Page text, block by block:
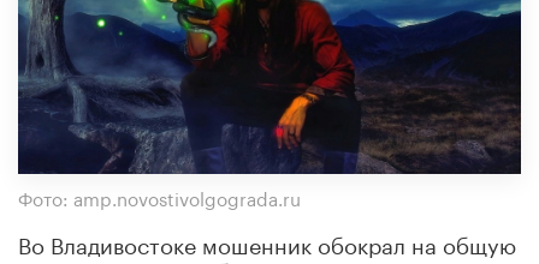
Фото: amp.novostivolgograda.ru
Во Владивостоке мошенник обокрал на общую